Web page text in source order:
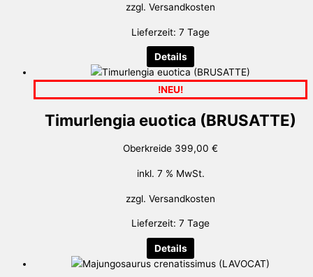
zzgl. Versandkosten
Lieferzeit: 7 Tage
Details
!NEU!
Timurlengia euotica (BRUSATTE)
Oberkreide 399,00 €
inkl. 7 % MwSt.
zzgl. Versandkosten
Lieferzeit: 7 Tage
Details